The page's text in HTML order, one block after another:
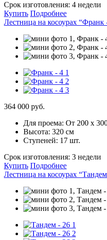
Срок изготовления: 4 недели
Купить Подробнее
Лестница на косоурах “Франк
364 000 руб.
Для проема: От 200 х
Высота: 320 см
Ступеней: 17 шт.
Срок изготовления: 3 недели
Купить Подробнее
Лестница на косоурах